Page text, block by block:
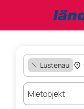
Lustenau